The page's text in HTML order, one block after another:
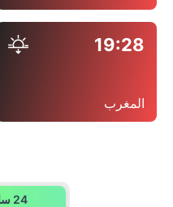
19:28
المغرب
24 ساعة